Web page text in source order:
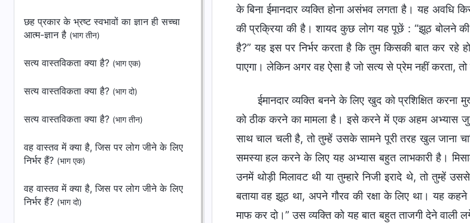
छह प्रकार के भ्रष्ट स्वभावों का ज्ञान ही सच्चा
आत्म-ज्ञान है (भाग तीन)
सत्य वास्तविकता क्या है? (भाग एक)
सत्य वास्तविकता क्या है? (भाग दो)
सत्य वास्तविकता क्या है? (भाग तीन)
वह वास्तव में क्या है, जिस पर लोग जीने के लिए
निर्भर हैं? (भाग एक)
वह वास्तव में क्या है, जिस पर लोग जीने के लिए
निर्भर हैं? (भाग दो)
के बिना ईमानदार व्यक्ति होना असंभव लगता है। यह
की प्रक्रिया की है। शायद कुछ लोग यह पूछें : “झूठ बोलने
है?” यह इस पर निर्भर करता है कि तुम किसकी बात कर
पाएगा। लेकिन अगर वह ऐसा है जो सत्य से प्रेम नहीं करता,
ईमानदार व्यक्ति बनने के लिए खुद को प्रशिक्षित
को ठीक करने का मामला है। इसे करने में एक अहम अभ्यास
साथ चाल चली है, तो तुम्हें उसके सामने पूरी तरह खुल जाना
समस्या हल करने के लिए यह अभ्यास बहुत लाभकारी है।
उनमें थोड़ी मिलावट थी या तुम्हारे निजी इरादे थे, तो तुम्हें
बताया वह झूठ था, अपने गौरव की रक्षा के लिए था। यह
माफ कर दो।” उस व्यक्ति को यह बात बहुत ताजगी देने